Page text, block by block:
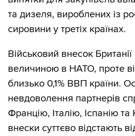
та дизеля, вироблених із
сировини у третіх країнах.
Військовий внесок Британії
величиною в НАТО, проте
близько 0,1% ВВП країни.
невдоволення партнерів
Францію, Італію, Іспанію та
внески суттєво відстають